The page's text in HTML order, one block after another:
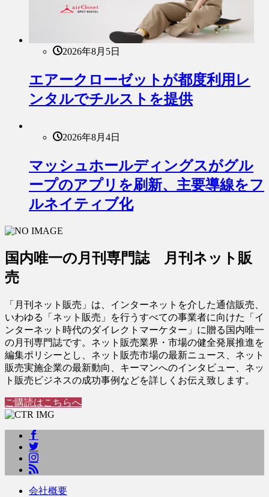
2026年8月5日
エアークローゼットが都度利用レ
ンタルでチルストを提供
2026年8月4日
マッシュホールディングスがグル
ープのアプリを刷新、主要導線をフ
ルネイティブ化
国内唯一の月刊専門誌 月刊ネット販
売
「月刊ネット販売」は、インターネットを介した通信販売、
いわゆる「ネット販売」を行うすべての事業者に向けた「イ
ンターネット時代のダイレクトマーケター」に贈る国内唯一
の月刊専門誌です。ネット販売業界・市場の健全発展推進を
編集ポリシーとし、ネット販売市場の最新ニュース、ネット
販売実施企業の最新動向、キーマンへのインタビュー、ネッ
ト販売ビジネスの成功事例などを詳しくお伝え致します。
ご購読はこちらへ
会社概要